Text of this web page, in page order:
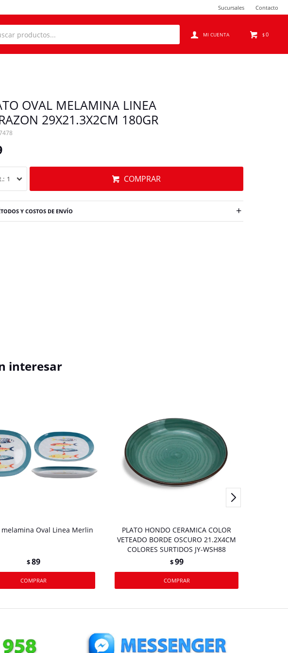
$0
Sucursales Contacto
OVAL MELAMINA LINEA
29X21.3X2CM 180GR
1 COMPRAR
Y COSTOS DE ENVÍO
interesar
melamina Oval Linea Merlin
$89
PLATO HONDO CERAMICA COLOR
VETEADO BORDE OSCURO 21.2X4CM
COLORES SURTIDOS JY-WSH88
$99